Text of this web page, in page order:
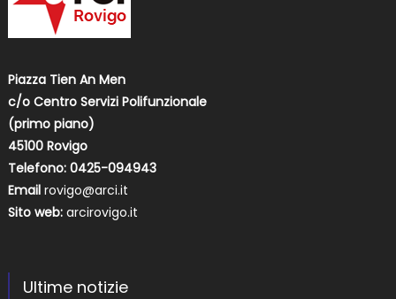
Piazza Tien An Men
c/o Centro Servizi Polifunzionale
(primo piano)
45100 Rovigo
Telefono: 0425-094943
Email rovigo@arci.it
Sito web: arcirovigo.it
Ultime notizie